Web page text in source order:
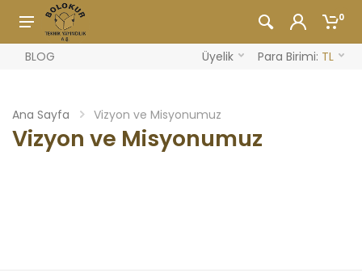
0
BLOG Üyelik Para Birimi: TL
Ana Sayfa Vizyon ve Misyonumuz
Vizyon ve Misyonumuz